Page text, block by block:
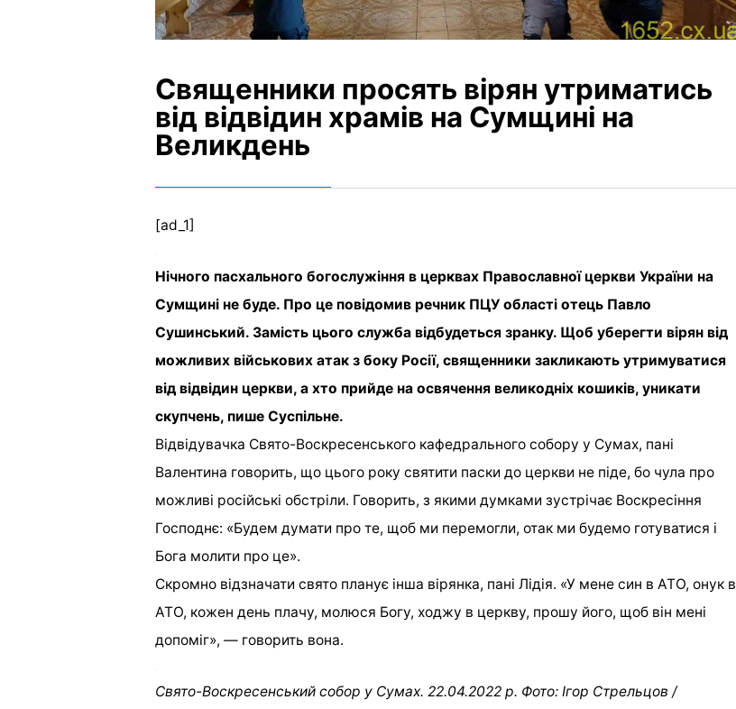
Священники просять вірян утриматись
від відвідин храмів на Сумщині на
Великдень
[ad_1]
Нічного пасхального богослужіння в церквах Православної церкви України на
Сумщині не буде. Про це повідомив речник ПЦУ області отець Павло
Сушинський. Замість цього служба відбудеться зранку. Щоб уберегти вірян від
можливих військових атак з боку Росії, священники закликають утримуватися
від відвідин церкви, а хто прийде на освячення великодніх кошиків, уникати
скупчень, пише Суспільне.
Відвідувачка Свято-Воскресенського кафедрального собору у Сумах, пані
Валентина говорить, що цього року святити паски до церкви не піде, бо чула про
можливі російські обстріли. Говорить, з якими думками зустрічає Воскресіння
Господнє: «Будем думати про те, щоб ми перемогли, отак ми будемо готуватися і
Бога молити про це».
Скромно відзначати свято планує інша вірянка, пані Лідія. «У мене син в АТО, онук в
АТО, кожен день плачу, молюся Богу, ходжу в церкву, прошу його, щоб він мені
допоміг», — говорить вона.
Свято-Воскресенський собор у Сумах. 22.04.2022 р. Фото: Ігор Стрельцов /